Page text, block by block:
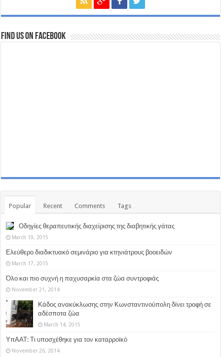
Find us on Facebook
Popular Recent Comments Tags
Οδηγίες θεραπευτικής διαχείρισης της διαβητικής γάτας
March 19, 2015
Ελεύθερο διαδικτυακό σεμινάριο για κτηνιάτρους βοοειδών
March 17, 2015
Όλο και πιο συχνή η παχυσαρκία στα ζώα συντροφιάς
November 21, 2014
Κάδος ανακύκλωσης στην Κωνσταντινούπολη δίνει τροφή σε
αδέσποτα ζώα
March 14, 2015
ΥπΑΑΤ: Τι υποσχέθηκε για τον καταρροϊκό
November 26, 2014